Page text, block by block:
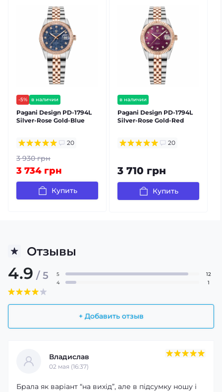
-5%
в наличии
бесплатная доставка
гарантия 12 мес
Pagani Design PD-1794L
Silver-Rose Gold-Blue
20
3 930 грн
3 734 грн
Купить
в наличии
бесплатная доставка
гарантия 12 мес
Pagani Design PD-1794L
Silver-Rose Gold-Red
20
3 710 грн
Купить
Отзывы
4.9 / 5
+ Добавить отзыв
5
12
4
1
Владислав
02 мая (16:37)
Брала як варіант “на вихід”, але в підсумку ношу і